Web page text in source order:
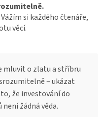
si každého čtenáře,
věcí.
mluvit o zlatu a stříbru
– ukázat
že investování do
není žádná věda.